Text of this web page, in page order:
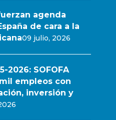
agenda
de cara a la
09 julio, 2026
2026: SOFOFA
empleos con
inversión y